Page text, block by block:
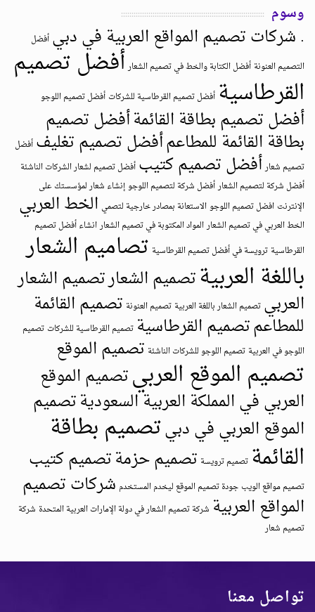
وسوم
. شركات تصميم المواقع العربية في دبي أفضل
التصميم العنونة أفضل الكتابة والخط في تصميم الشعار أفضل تصميم
القرطاسية أفضل تصميم القرطاسية للشركات أفضل تصميم اللوجو
أفضل تصميم بطاقة القائمةأفضل تصميم
بطاقة القائمة للمطاعمأفضل تصميم تغليف أفضل
تصميم شعار أفضل تصميم كتيب أفضل تصميم لشعار الشركات الناشئة
أفضل شركة لتصميم الشعار أفضل شركة لتصميم اللوجو إنشاء شعار لمؤسستك على
الإنترنت افضل تصميم اللوجو الاستعانة بمصادر خارجية لتصمي الخط العربي
الخط العربي في تصميم الشعار المواد المكتوبة في تصميم الشعار انشاء أفضل تصميم
القرطاسية ترويسة في أفضل تصميم القرطاسية تصاميم الشعار
باللغة العربيةتصميم الشعارتصميم الشعار
العربي تصميم الشعار باللغة العربية تصميم العنونة تصميم القائمة
للمطاعمتصميم القرطاسية تصميم القرطاسية للشركات تصميم
اللوجو في العربية تصميم اللوجو للشركات الناشئة تصميم الموقع
تصميم الموقع العربيتصميم الموقع
العربي في المملكة العربية السعوديةتصميم
الموقع العربي في دبيتصميم بطاقة
القائمة تصميم ترويسة تصميم حزمةتصميم كتيب
تصميم مواقع الويب جودة تصميم الموقع ليخدم المستخدم شركات تصميم
المواقع العربية شركة تصميم الشعار في دولة الإمارات العربية المتحدة شركة
تصميم شعار
تواصل معنا